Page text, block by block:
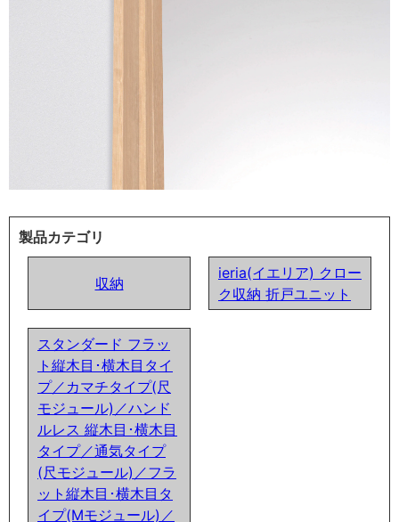
製品カテゴリ
収納
ieria(イエリア) クロー
ク収納 折戸ユニット
スタンダード フラッ
ト縦木目･横木目タイ
プ／カマチタイプ(尺
モジュール)／ハンド
ルレス 縦木目･横木目
タイプ／通気タイプ
(尺モジュール)／フラ
ット縦木目･横木目タ
イプ(Mモジュール)／